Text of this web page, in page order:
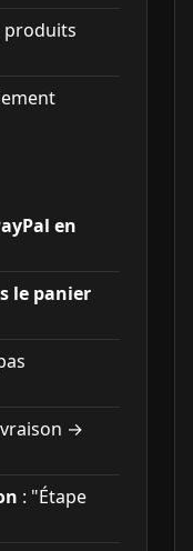
produits
en
le panier
→
: "Étape